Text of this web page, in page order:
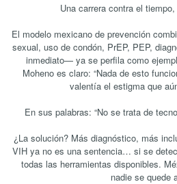
Una carrera contra el
El modelo mexicano de prevención
sexual, uso de condón, PrEP, PEP,
inmediato— ya se perfila como
Moheno es claro: “Nada de esto
valentía el estigma que
En sus palabras: “No se trata de
¿La solución? Más diagnóstico, más
VIH ya no es una sentencia… si se
todas las herramientas disponibles.
nadie se quede